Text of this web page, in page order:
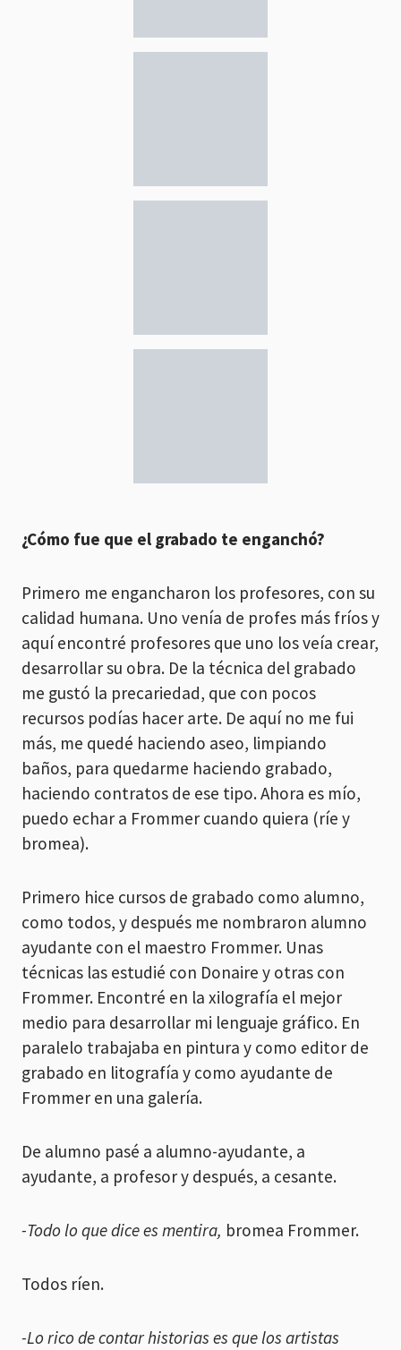
¿Cómo fue que el grabado te enganchó?
Primero me engancharon los profesores, con su
calidad humana. Uno venía de profes más fríos y
aquí encontré profesores que uno los veía crear,
desarrollar su obra. De la técnica del grabado
me gustó la precariedad, que con pocos
recursos podías hacer arte. De aquí no me fui
más, me quedé haciendo aseo, limpiando
baños, para quedarme haciendo grabado,
haciendo contratos de ese tipo. Ahora es mío,
puedo echar a Frommer cuando quiera (ríe y
bromea).
Primero hice cursos de grabado como alumno,
como todos, y después me nombraron alumno
ayudante con el maestro Frommer. Unas
técnicas las estudié con Donaire y otras con
Frommer. Encontré en la xilografía el mejor
medio para desarrollar mi lenguaje gráfico. En
paralelo trabajaba en pintura y como editor de
grabado en litografía y como ayudante de
Frommer en una galería.
De alumno pasé a alumno-ayudante, a
ayudante, a profesor y después, a cesante.
-Todo lo que dice es mentira, bromea Frommer.
Todos ríen.
-Lo rico de contar historias es que los artistas